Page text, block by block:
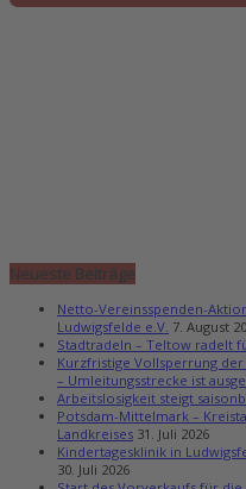
Neueste Beiträge
Netto-Vereinsspenden-
Ludwigsfelde e.V. 7. August
Stadtradeln – Teltow radelt
Kurzfristige Vollsperrung
– Umleitungsstrecke ist
Arbeitslosigkeit steigt
Potsdam-Mittelmark –
Landkreises 31. Juli 2026
Kindertagesklinik in
30. Juli 2026